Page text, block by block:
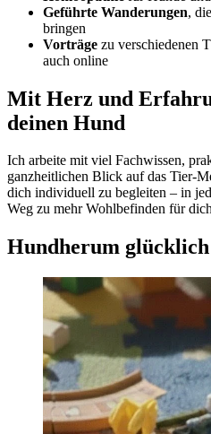
Geführte Wanderungen,
bringen
Vorträge zu verschiedenen
auch online
Mit Herz und
deinen Hund
Ich arbeite mit viel Fachwissen,
ganzheitlichen Blick auf das Tier-
dich individuell zu begleiten – in
Weg zu mehr Wohlbefinden für
Hundherum